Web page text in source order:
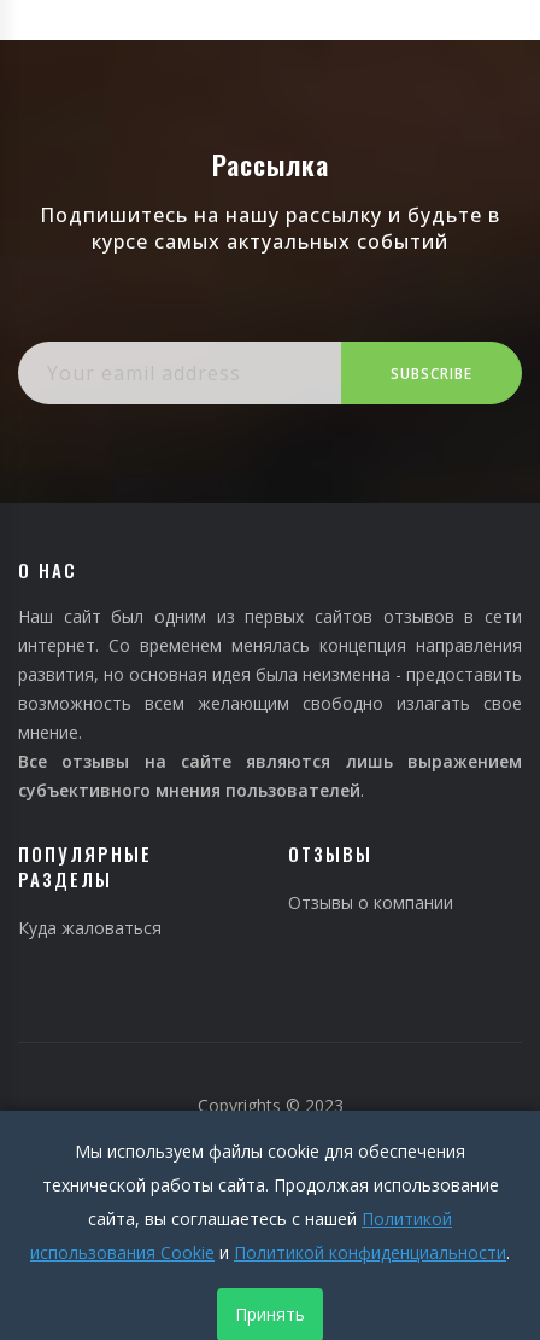
Рассылка
Подпишитесь на нашу рассылку и будьте в
курсе самых актуальных событий
SUBSCRIBE
О НАС
Наш сайт был одним из первых сайтов отзывов в сети
интернет. Со временем менялась концепция направления
развития, но основная идея была неизменна - предоставить
возможность всем желающим свободно излагать свое
мнение.
Все отзывы на сайте являются лишь выражением
субъективного мнения пользователей.
ПОПУЛЯРНЫЕ
РАЗДЕЛЫ
Куда жаловаться
ОТЗЫВЫ
Отзывы о компании
Copyrights © 2023
Cookie Policy
Мы используем файлы cookie для обеспечения
технической работы сайта. Продолжая использование
сайта, вы соглашаетесь с нашей Политикой
использования Cookie и Политикой конфиденциальности.
Принять